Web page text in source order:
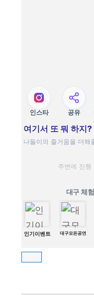
인스타 공유
여기서 또 뭐 하지?
나들이의 즐거움을 더해
주변에 진행
대구 체
인기이벤트 대구모든공연